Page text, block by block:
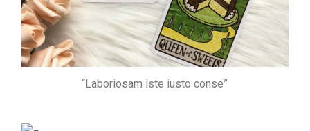
“Laboriosam iste iusto conse”